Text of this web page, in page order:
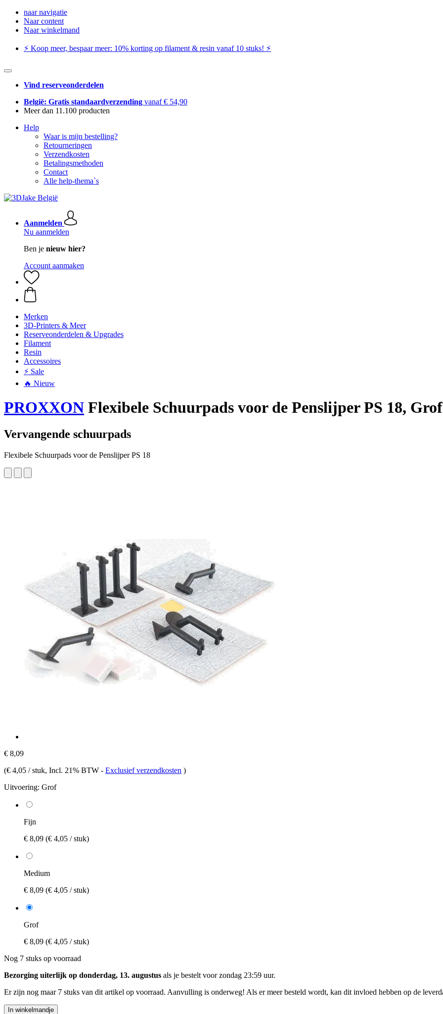
naar navigatie
Naar content
Naar winkelmand
⚡️ Koop meer, bespaar meer: ​​10% korting op filament & resin vanaf 10 stuks! ⚡️
Vind reserveonderdelen
België: Gratis standaardverzending vanaf € 54,90
Meer dan 11.100 producten
Help
Waar is mijn bestelling?
Retourneringen
Verzendkosten
Betalingsmethoden
Contact
Alle help-thema`s
Aanmelden
Nu aanmelden
Ben je nieuw hier?
Account aanmaken
Merken
3D-Printers & Meer
Reserveonderdelen & Upgrades
Filament
Resin
Accessoires
⚡ Sale
🔥 Nieuw
PROXXON Flexibele Schuurpads voor de Penslijper PS 18,
Vervangende schuurpads
Flexibele Schuurpads voor de Penslijper PS 18
€ 8,09
(€ 4,05 / stuk, Incl. 21% BTW - Exclusief verzendkosten )
Uitvoering: Grof
Fijn
€ 8,09 (€ 4,05 / stuk)
Medium
€ 8,09 (€ 4,05 / stuk)
Grof
€ 8,09 (€ 4,05 / stuk)
Nog 7 stuks op voorraad
Bezorging uiterlijk op donderdag, 13. augustus als je bestelt voorzondag 23:59 uur.
Er zijn nog maar 7 stuks van dit artikel op voorraad. Aanvulling is onderweg! Als er meer besteld wordt, kan dit invloed hebben op de
In winkelmandje